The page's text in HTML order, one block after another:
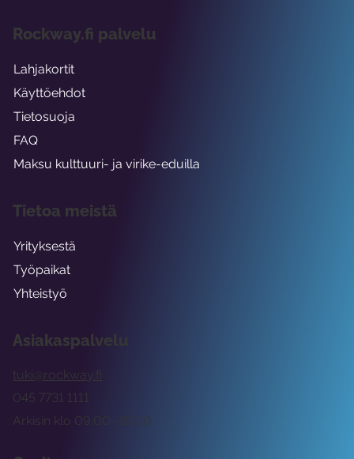
Asiakaspalvelu
tuki@rockway.fi
Arkisin klo 09:00 -15:00
045 7731 1111
Rockway.fi palvelu
Lahjakortit
Käyttöehdot
Tietosuoja
FAQ
Maksu kulttuuri- ja virike-eduilla
Tietoa meistä
Yrityksestä
Työpaikat
Yhteistyö